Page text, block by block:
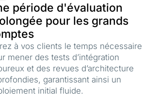
période d'évaluation
pour les grands
à vos clients le temps nécessaire
mener des tests d’intégration
et des revues d’architecture
garantissant ainsi un
initial fluide.